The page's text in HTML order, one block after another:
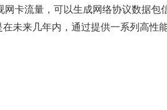
网卡流量，可以生成网络协议数据
未来几年内，通过提供一系列高性